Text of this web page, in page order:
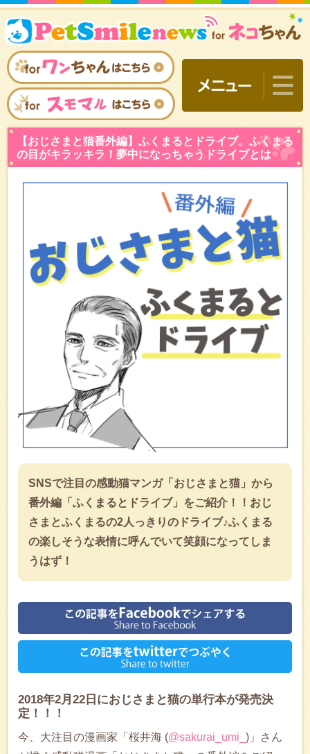
【おじさまと猫番外編】ふ
の目がキラッキラ！夢中
SNSで注目の感動猫マンガ「おじさまと猫」から
番外編「ふくまるとドライブ」をご紹介！！おじ
さまとふくまるの2人っきりのドライブ♪ふくまる
の楽しそうな表情に呼んでいて笑顔になってしま
うはず！
2018年2月22日におじさまと猫の単行本が発売決
定！！！
今、大注目の漫画家「桜井海 (@sakurai_umi_ )」さん